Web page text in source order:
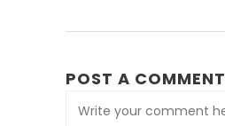
POST A COMMENT